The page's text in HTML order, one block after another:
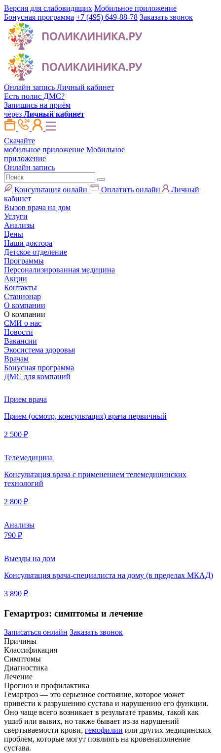
Версия для слабовидящих Мобильное приложение
Бонусная программа +7 (495) 649-88-78 Заказать звонок
Онлайн запись Личный кабинет
Есть полис ДМС?
Запишись на приём
через Личный кабинет
Скачайте
мобильное приложение Мобильное
приложение
Онлайн запись
Консультация онлайн Оплатить онлайн
Личный
кабинет
Вызов врача на дом
Услуги
Анализы
Цены
Наши доктора
Детское отделение
Программы
Персонализированная медицина
Акции
Контакты
Стационар
О компании
О компании
СМИ о нас
Новости
Вакансии
Экосистема здоровья
Врачам
Бонусная программа
ДМС для компаний
Прием врача
Прием (осмотр, консультация) врача первичный
2 500 ₽
Телемедицина
Консультация врача с применением телемедицинских
технологий
2 800 ₽
Анализы
790 ₽
Выезды на дом
Консультация врача-специалиста на дому (в пределах МКАД)
3 890 ₽
Гемартроз: симптомы и лечение
Записаться онлайн Заказать звонок
Причины
Классификация
Симптомы
Диагностика
Лечение
Прогноз и профилактика
Гемартроз — это серьезное состояние, которое может
привести к разрушению сустава и нарушению его функции.
Оно чаще всего возникает в результате травмы, такой как
ушиб или вывих, но также бывает из-за нарушений
свертываемости крови, гемофилии или других медицинских
проблем, которые могут повлиять на кровенаполнение
сустава.